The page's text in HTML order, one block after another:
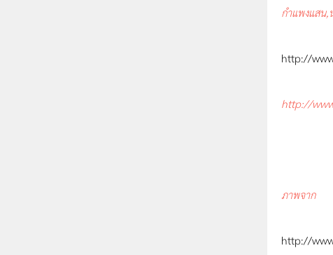
กำแพงแสน,
http://
http://
ภาพจาก
http://